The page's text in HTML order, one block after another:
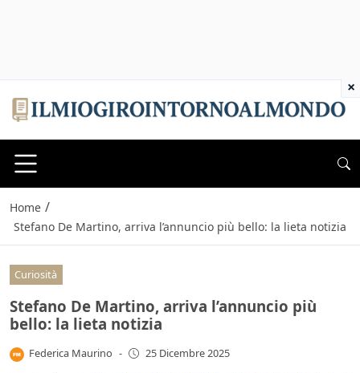
Home /
Stefano De Martino, arriva l’annuncio più bello: la lieta notizia
Curiosità
Stefano De Martino, arriva l’annuncio più
bello: la lieta notizia
Federica Maurino - 25 Dicembre 2025
×